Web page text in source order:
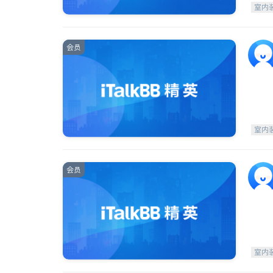
室内
会员
室内
会员
室内